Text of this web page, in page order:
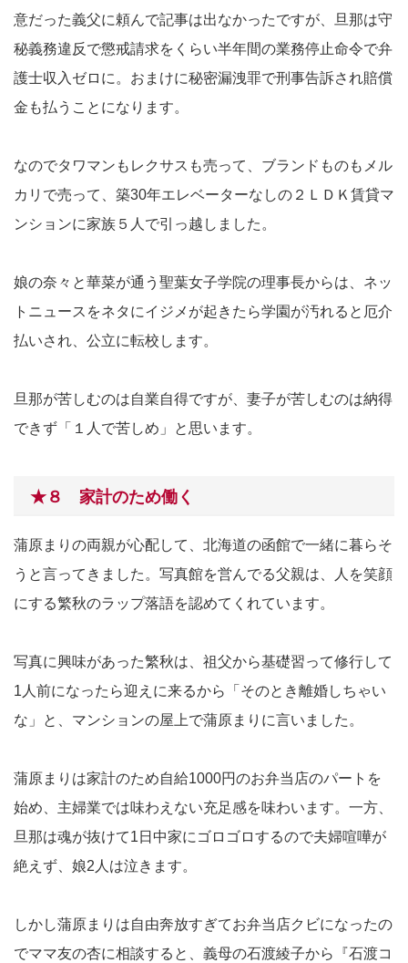
意だった義父に頼んで記事は出なかったですが、旦那は守
秘義務違反で懲戒請求をくらい半年間の業務停止命令で弁
護士収入ゼロに。おまけに秘密漏洩罪で刑事告訴され賠償
金も払うことになります。
なのでタワマンもレクサスも売って、ブランドものもメル
カリで売って、築30年エレベーターなしの２ＬＤＫ賃貸マ
ンションに家族５人で引っ越しました。
娘の奈々と華菜が通う聖葉女子学院の理事長からは、ネッ
トニュースをネタにイジメが起きたら学園が汚れると厄介
払いされ、公立に転校します。
旦那が苦しむのは自業自得ですが、妻子が苦しむのは納得
できず「１人で苦しめ」と思います。
★８ 家計のため働く
蒲原まりの両親が心配して、北海道の函館で一緒に暮らそ
うと言ってきました。写真館を営んでる父親は、人を笑顔
にする繁秋のラップ落語を認めてくれています。
写真に興味があった繁秋は、祖父から基礎習って修行して
1人前になったら迎えに来るから「そのとき離婚しちゃい
な」と、マンションの屋上で蒲原まりに言いました。
蒲原まりは家計のため自給1000円のお弁当店のパートを
始め、主婦業では味わえない充足感を味わいます。一方、
旦那は魂が抜けて1日中家にゴロゴロするので夫婦喧嘩が
絶えず、娘2人は泣きます。
しかし蒲原まりは自由奔放すぎてお弁当店クビになったの
でママ友の杏に相談すると、義母の石渡綾子から『石渡コ